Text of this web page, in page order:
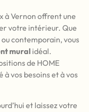
à Vernon offrent une
votre intérieur. Que
contemporain, vous
mural idéal.
de HOME
à vos besoins et à vos
et laissez votre